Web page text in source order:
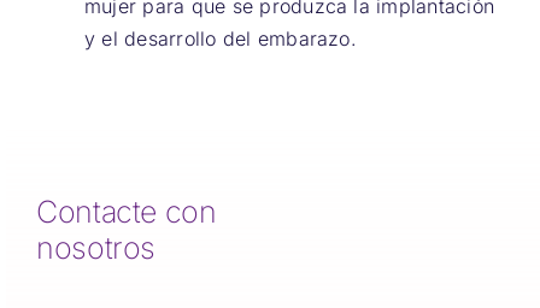
mujer para que se produzca la implantación
y el desarrollo del embarazo.
Contacte con
nosotros